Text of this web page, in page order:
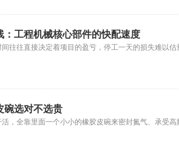
：工程机械核心部件的快配速度
往往直接决定着项目的盈亏，停工一天的损失难以
碗选对不选贵
，全靠里面一个小小的橡胶皮碗来密封氮气、承受